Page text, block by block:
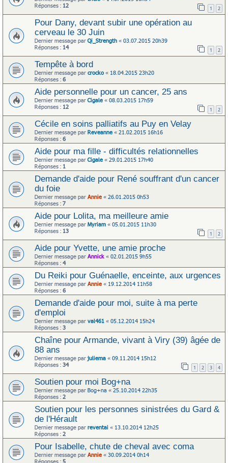
Réponses : 12 1 2
Pour Dany, devant subir une opération au
cerveau le 30 Juin
Dernier message parQi_Strength « 03.07.2015 20h39
Réponses : 14 1 2
Tempête à bord
Dernier message par crocko« 18.04.2015 23h20
Réponses : 6
Aide personnelle pour un cancer, 25 ans
Dernier message parCigale « 08.03.2015 17h59
Réponses : 12 1 2
Cécile en soins palliatifs au Puy en Velay
Dernier message par Reveanne « 21.02.2015 16h16
Réponses : 6
Aide pour ma fille - difficultés relationnelles
Dernier message parCigale « 29.01.2015 17h40
Réponses : 1
Demande d'aide pour René souffrant d'un cancer
du foie
Dernier message par Annie « 26.01.2015 0h53
Réponses : 7
Aide pour Lolita, ma meilleure amie
Dernier message par Myriam « 05.01.2015 11h30
Réponses : 13 1 2
Aide pour Yvette, une amie proche
Dernier message par Annick « 02.01.2015 9h55
Réponses : 4
Du Reiki pour Guénaelle, enceinte, aux urgences
Dernier message par Annie « 19.12.2014 11h58
Réponses : 6
Demande d'aide pour moi, suite à ma perte
d'emploi
Dernier message par val461 « 05.12.2014 15h24
Réponses : 3
Chaîne pour Armande, vivant à Viry (39) âgée de
88 ans
Dernier message par juliema « 09.11.2014 15h12
Réponses : 34 1 2 3 4
Soutien pour moi Bog+na
Dernier message par Bog+na « 25.10.2014 22h35
Réponses : 2
Soutien pour les personnes sinistrées du Gard &
de l'Hérault
Dernier message par reventai « 13.10.2014 12h25
Réponses : 2
Pour Isabelle, chute de cheval avec coma
Dernier message par Annie « 30.09.2014 0h14
Réponses : 5